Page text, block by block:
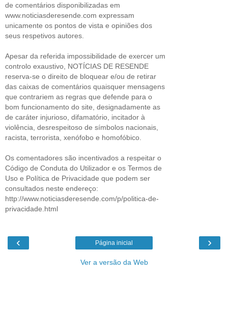
de comentários disponibilizadas em
www.noticiasderesende.com expressam
unicamente os pontos de vista e opiniões dos
seus respetivos autores.
Apesar da referida impossibilidade de exercer um
controlo exaustivo, NOTÍCIAS DE RESENDE
reserva-se o direito de bloquear e/ou de retirar
das caixas de comentários quaisquer mensagens
que contrariem as regras que defende para o
bom funcionamento do site, designadamente as
de caráter injurioso, difamatório, incitador à
violência, desrespeitoso de símbolos nacionais,
racista, terrorista, xenófobo e homofóbico.
Os comentadores são incentivados a respeitar o
Código de Conduta do Utilizador e os Termos de
Uso e Política de Privacidade que podem ser
consultados neste endereço:
http://www.noticiasderesende.com/p/politica-de-
privacidade.html
‹ ›
Página inicial
Ver a versão da Web